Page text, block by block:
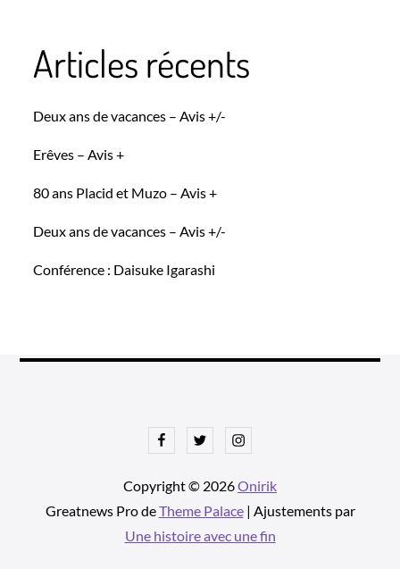
Articles récents
Deux ans de vacances – Avis +/-
Erêves – Avis +
80 ans Placid et Muzo – Avis +
Deux ans de vacances – Avis +/-
Conférence : Daisuke Igarashi
FacebookTwitterInstagram
Copyright © 2026Onirik
Greatnews Pro deTheme Palace| Ajustements par
Une histoire avec une fin